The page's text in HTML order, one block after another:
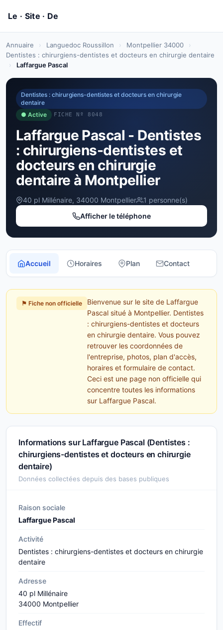
Annuaire › Languedoc Roussillon › Montpellier 34000
›
Dentistes : chirurgiens-dentistes et docteurs en chirurgie dentaire
›
Laffargue Pascal
Dentistes : chirurgiens-dentistes et docteurs en chirurgie
dentaire
● Active
FICHE Nº 8048
Laffargue Pascal - Dentistes
: chirurgiens-dentistes et
docteurs en chirurgie
dentaire à Montpellier
40 pl Millénaire, 34000 Montpellier
1 personne(s)
Afficher le téléphone
Accueil Horaires Plan Contact
⚑ Fiche non officielle
Bienvenue sur le site de Laffargue
Pascal situé à Montpellier. Dentistes
: chirurgiens-dentistes et docteurs
en chirurgie dentaire. Vous pouvez
retrouver les coordonnées de
l'entreprise, photos, plan d'accès,
horaires et formulaire de contact.
Ceci est une page non officielle qui
concentre toutes les informations
sur Laffargue Pascal.
Informations sur Laffargue Pascal (Dentistes :
chirurgiens-dentistes et docteurs en chirurgie
dentaire)
Données collectées depuis des bases publiques
Raison sociale
Laffargue Pascal
Activité
Dentistes : chirurgiens-dentistes et docteurs en chirurgie
dentaire
Adresse
40 pl Millénaire
34000 Montpellier
Effectif